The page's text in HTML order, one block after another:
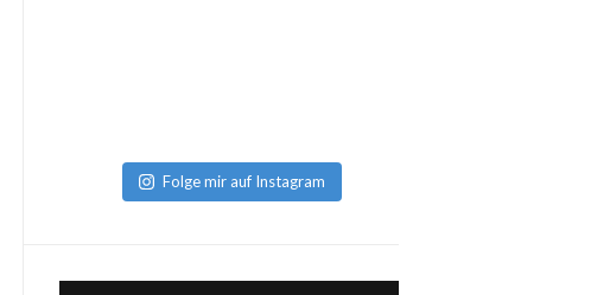
Folge mir auf Instagram